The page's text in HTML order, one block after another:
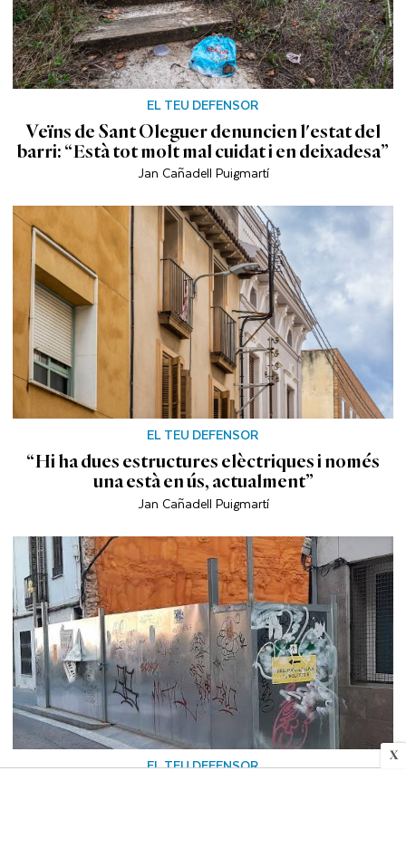
X
EL TEU DEFENSOR
Veïns de Sant Oleguer denuncien l'estat del
barri: “Està tot molt mal cuidat i en deixadesa”
Jan Cañadell Puigmartí
EL TEU DEFENSOR
“Hi ha dues estructures elèctriques i només
una està en ús, actualment”
Jan Cañadell Puigmartí
EL TEU DEFENSOR